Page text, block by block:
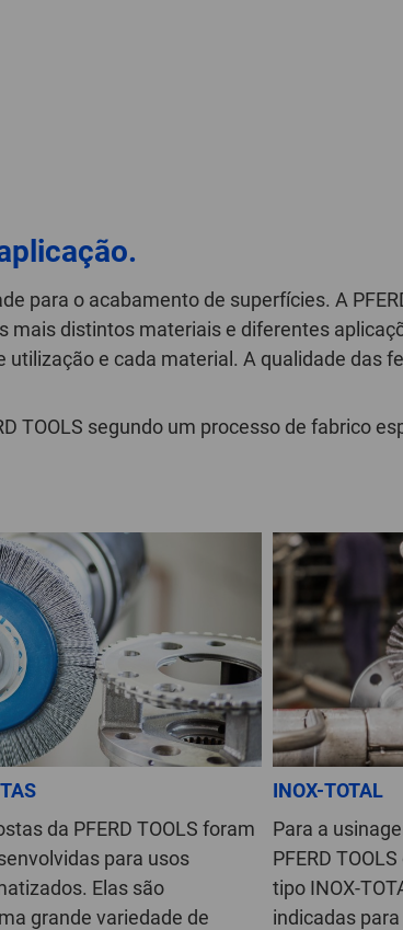
para o acabamento de superfícies. A
distintos materiais e diferentes
e cada material. A qualidade das
TOOLS segundo um processo de fabrico
da PFERD TOOLS foram
para usos
Elas são
grande variedade de
INOX-TOTAL
Para a
PFERD
tipo INOX-
indicadas